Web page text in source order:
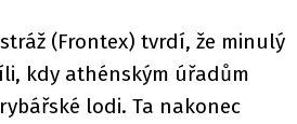
(Frontex) tvrdí, že minulý
kdy athénským úřadům
lodi. Ta nakonec